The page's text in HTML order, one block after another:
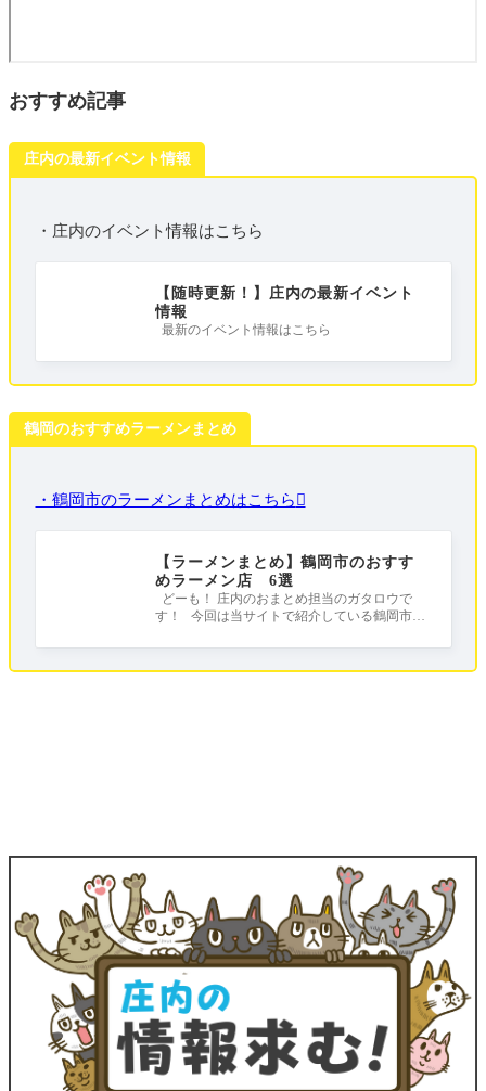
おすすめ記事
庄内の最新イベント情報
・庄内のイベント情報はこちら
【随時更新！】庄内の最新イベント
情報
最新のイベント情報はこちら
鶴岡のおすすめラーメンまとめ
・鶴岡市のラーメンまとめはこちら
【ラーメンまとめ】鶴岡市のおすす
めラーメン店 6選
どーも！ 庄内のおまとめ担当のガタロウで
す！ 今回は当サイトで紹介している鶴岡市の